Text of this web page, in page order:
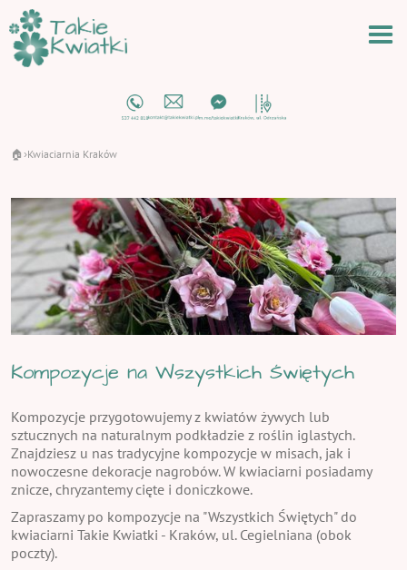
🏠 ›Kwiaciarnia Kraków
Kompozycje na Wszystkich Świętych
Kompozycje przygotowujemy z kwiatów żywych lub
sztucznych na naturalnym podkładzie z roślin iglastych.
Znajdziesz u nas tradycyjne kompozycje w misach, jak i
nowoczesne dekoracje nagrobów. W kwiaciarni posiadamy
znicze, chryzantemy cięte i doniczkowe.
Zapraszamy po kompozycje na "Wszystkich Świętych" do
kwiaciarni Takie Kwiatki - Kraków, ul. Cegielniana (obok
poczty).